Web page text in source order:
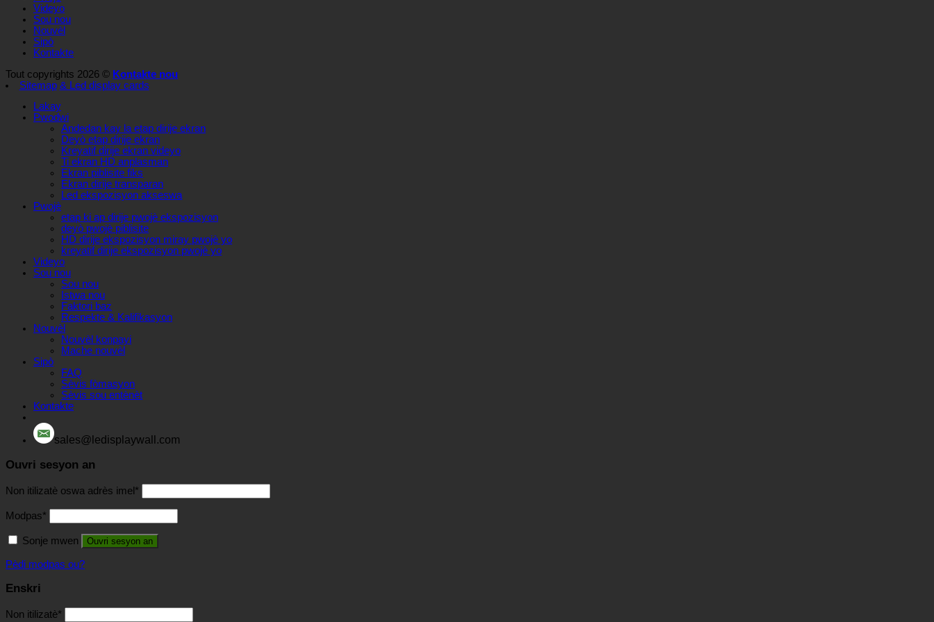
Videyo
Sou nou
Nouvèl
Sipò
Kontakte
Tout copyrights 2026 © Kontakte nou
Sitemap & Led display cards
Lakay
Pwodwi
Andedan kay la etap dirije ekran
Deyò etap dirije ekran
Kreyatif dirije ekran videyo
Ti ekran HD anplasman
Ekran piblisite fiks
Ekran dirije transparan
Led ekspozisyon akseswa
Pwojè
etap ki ap dirije pwojè ekspozisyon
deyò pwojè piblisite
HD dirije ekspozisyon miray pwojè yo
kreyatif dirije ekspozisyon pwojè yo
Videyo
Sou nou
Sou nou
Istwa nou
Faktori baz
Respekte & Kalifikasyon
Nouvèl
Nouvèl konpayi
Mache nouvèl
Sipò
FAQ
Sèvis fòmasyon
Sèvis sou entènèt
Kontakte
sales@ledisplaywall.com
Ouvri sesyon an
Non itilizatè oswa adrès imel *
Modpas*
Sonje mwen Ouvri sesyon an
Pèdi modpas ou?
Enskri
Non itilizatè*